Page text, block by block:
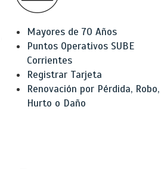
Mayores de 70 Años
Puntos Operativos SUBE
Corrientes
Registrar Tarjeta
Renovación por Pérdida, Robo,
Hurto o Daño